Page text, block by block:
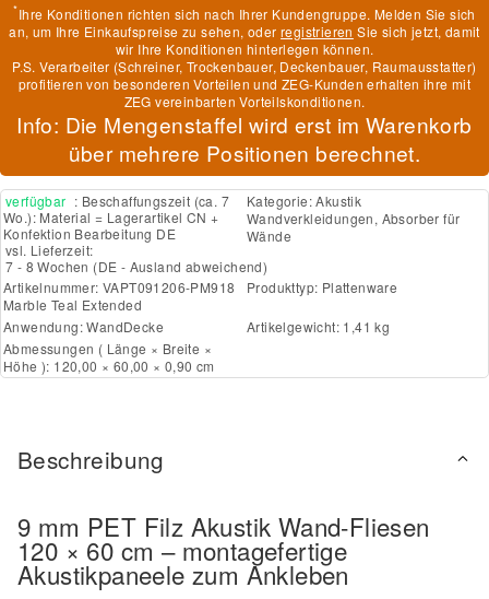
*Ihre Konditionen richten sich nach Ihrer Kundengruppe. Melden Sie sich
an, um Ihre Einkaufspreise zu sehen, oderregistrieren Sie sich jetzt, damit
wir Ihre Konditionen hinterlegen können.
P.S. Verarbeiter (Schreiner, Trockenbauer, Deckenbauer, Raumausstatter)
profitieren von besonderen Vorteilen und ZEG-Kunden erhalten ihre mit
ZEG vereinbarten Vorteilskonditionen.
Info: Die Mengenstaffel wird erst im Warenkorb
über mehrere Positionen berechnet.
verfügbar : Beschaffungszeit (ca. 7
Wo.): Material = Lagerartikel CN +
Konfektion Bearbeitung DE
vsl. Lieferzeit:
7 - 8 Wochen (DE - Ausland abweichend)
Kategorie:Akustik
Wandverkleidungen, Absorber für
Wände
Artikelnummer: VAPT091206-PM918
Marble Teal Extended
Produkttyp: Plattenware
Anwendung:WandDecke
Artikelgewicht: 1,41 kg
Abmessungen ( Länge × Breite ×
Höhe ): 120,00 × 60,00 × 0,90 cm
Beschreibung
9 mm PET Filz Akustik Wand-Fliesen
120 × 60 cm – montagefertige
Akustikpaneele zum Ankleben